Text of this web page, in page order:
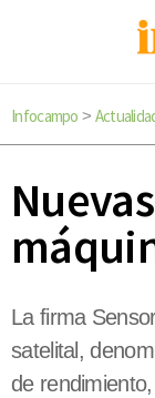
Infocampo >
La firma
satelital,
de